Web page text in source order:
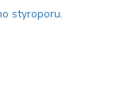
styroporu.